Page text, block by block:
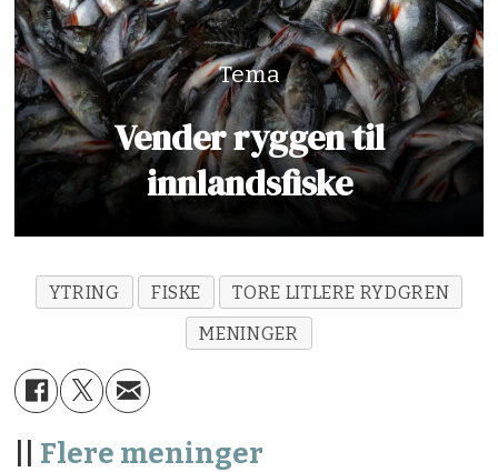
Tema
Vender ryggen til
innlandsfiske
YTRING FISKE
TORE LITLERE RYDGREN
MENINGER
Flere meninger